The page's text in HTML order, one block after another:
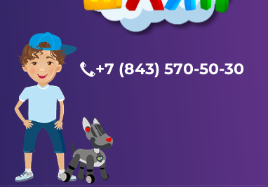
+7 (843) 570-50-30